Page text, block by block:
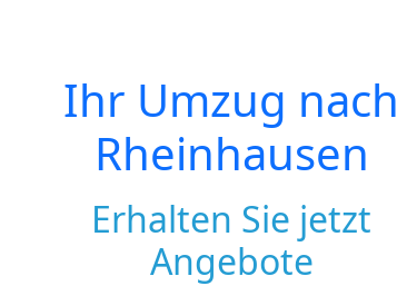
Ihr Umzug nach
Rheinhausen
Erhalten Sie jetzt
Angebote